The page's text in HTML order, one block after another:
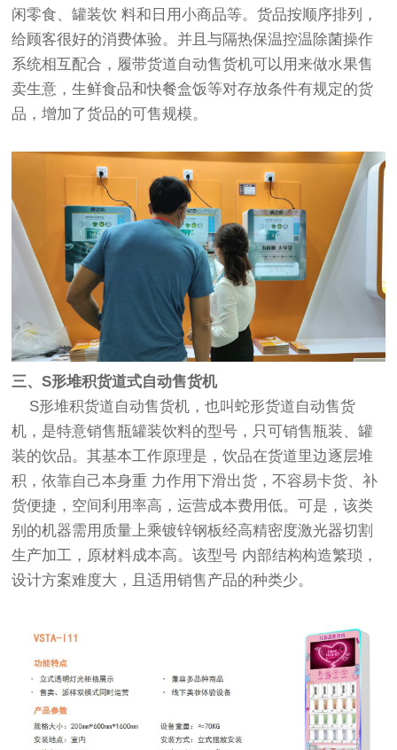
闲零食、罐装饮 料和日用小商品等。货品按顺序排列，
给顾客很好的消费体验。并且与隔热保温控温除菌操作
系统相互配合，履带货道自动售货机可以用来做水果售
卖生意，生鲜食品和快餐盒饭等对存放条件有规定的货
品，增加了货品的可售规模。
三、S形堆积货道式自动售货机
S形堆积货道自动售货机，也叫蛇形货道自动售货
机，是特意销售瓶罐装饮料的型号，只可销售瓶装、罐
装的饮品。其基本工作原理是，饮品在货道里边逐层堆
积，依靠自己本身重 力作用下滑出货，不容易卡货、补
货便捷，空间利用率高，运营成本费用低。可是，该类
别的机器需用质量上乘镀锌钢板经高精密度激光器切割
生产加工，原材料成本高。该型号 内部结构构造繁琐，
设计方案难度大，且适用销售产品的种类少。